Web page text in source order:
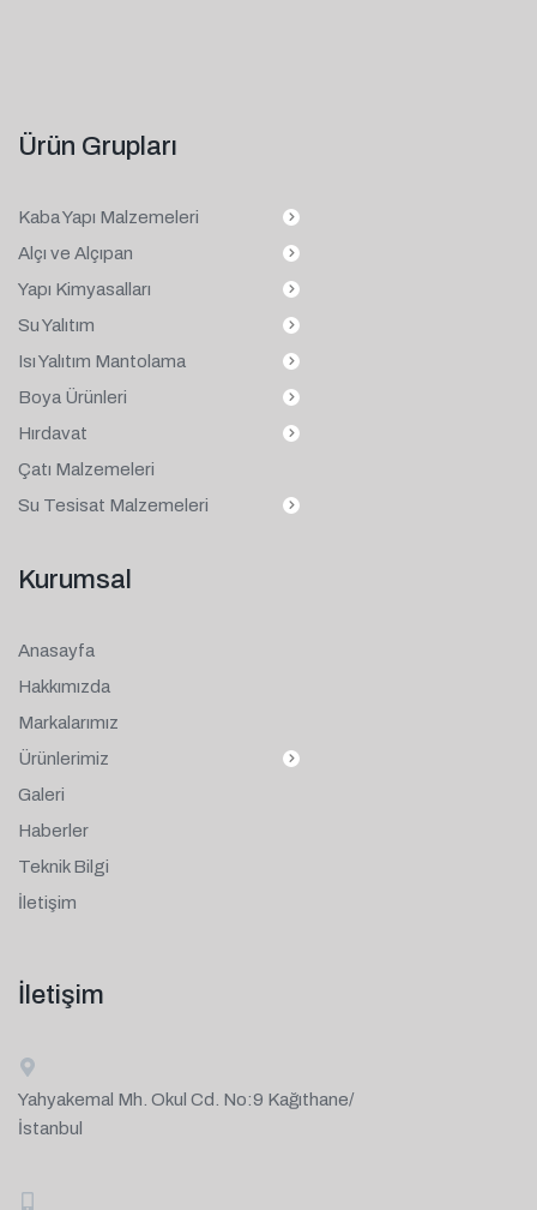
Ürün Grupları
Kaba Yapı Malzemeleri
Alçı ve Alçıpan
Yapı Kimyasalları
Su Yalıtım
Isı Yalıtım Mantolama
Boya Ürünleri
Hırdavat
Çatı Malzemeleri
Su Tesisat Malzemeleri
Kurumsal
Anasayfa
Hakkımızda
Markalarımız
Ürünlerimiz
Galeri
Haberler
Teknik Bilgi
İletişim
İletişim
Yahyakemal Mh. Okul Cd. No:9 Kağıthane/
İstanbul